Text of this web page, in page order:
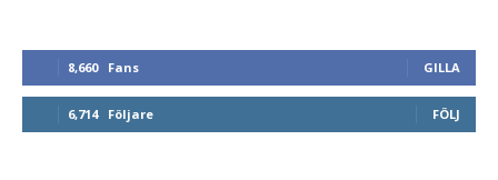
8,660 Fans GILLA
6,714 Följare FÖLJ